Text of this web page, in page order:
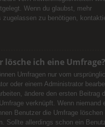
Wenn du glaubst, mehr
zu benötigen,
lösche ich eine Umfrage?
Umfragen nur vom
oder einem Administrator
ändere den ersten Beitrag
verknüpft. Wenn niemand
Benutzer die Umfrage löschen
Sollte allerdings schon ein